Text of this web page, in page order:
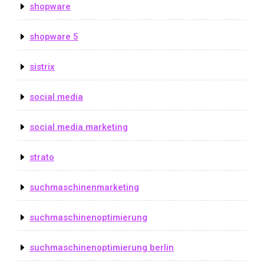
shopware
shopware 5
sistrix
social media
social media marketing
strato
suchmaschinenmarketing
suchmaschinenoptimierung
suchmaschinenoptimierung berlin